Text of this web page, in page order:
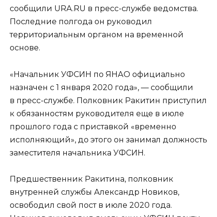
сообщили URA.RU в пресс-службе ведомства.
Последние полгода он руководил
территориальным органом на временной
основе.
«Начальник УФСИН по ЯНАО официально
назначен с 1 января 2020 года», — сообщили
в пресс-службе. Полковник Ракитин приступил
к обязанностям руководителя еще в июле
прошлого года с приставкой «временно
исполняющий», до этого он занимал должность
заместителя начальника УФСИН.
Предшественник Ракитина, полковник
внутренней службы Александр Новиков,
освободил свой пост в июле 2020 года.